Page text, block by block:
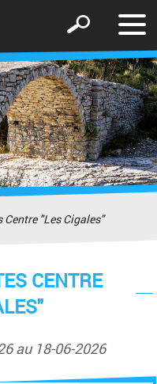
le
Afficher
formulaire
de
recherche
Centre "Les Cigales"
CENTRE
au 18-06-2026